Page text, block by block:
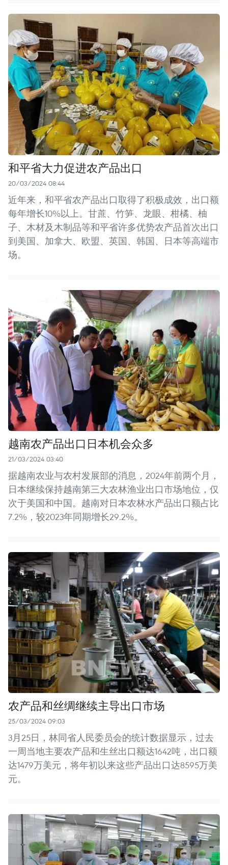
和平省大力促进农产品出口
20/03/2024 08:44
近年来，和平省农产品出口取得了积极成效，出口额
每年增长10%以上。甘蔗、竹笋、龙眼、柑橘、柚
子、木材及木制品等和平省许多优势农产品首次出口
到美国、加拿大、欧盟、英国、韩国、日本等高端市
场。
越南农产品出口日本机会众多
21/03/2024 03:40
据越南农业与农村发展部的消息，2024年前两个月，
日本继续保持越南第三大农林渔业出口市场地位，仅
次于美国和中国。越南对日本农林水产品出口额占比
7.2%，较2023年同期增长29.2%。
农产品和丝绸继续主导出口市场
25/03/2024 09:03
3月25日，林同省人民委员会的统计数据显示，过去
一周当地主要农产品和生丝出口额达1642吨，出口额
达1479万美元，将年初以来这些产品出口达8595万美
元。